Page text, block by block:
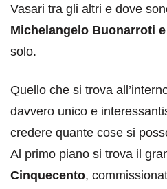
Vasari tra gli altri e dove
Michelangelo Buonarroti
solo.
Quello che si trova
davvero unico e
credere quante cose si
Al primo piano si trova il
Cinquecento,